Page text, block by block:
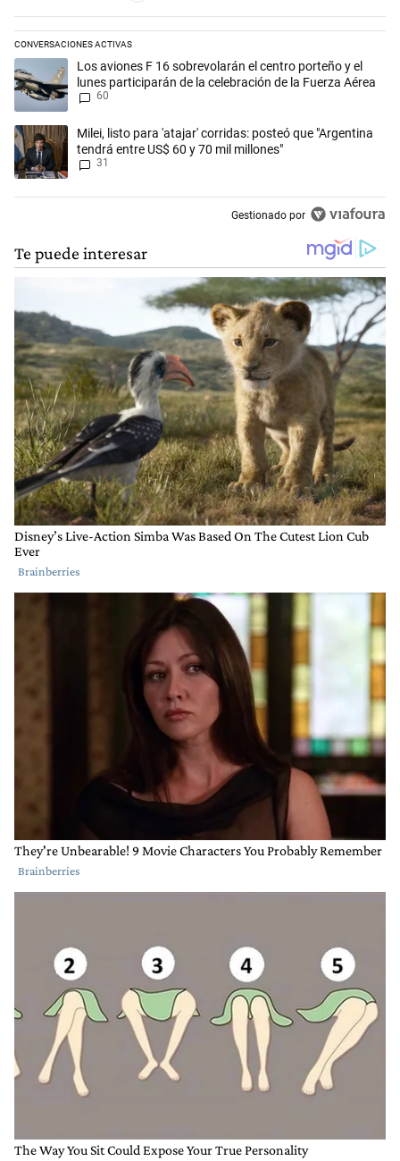
CONVERSACIONES ACTIVAS
Este listado muestra los artículos con más comentarios en los
Un artículo de tendencia con el título "Los aviones F 16 sobrevolarán
Los aviones F 16 sobrevolarán el centro porteño y el
lunes participarán de la celebración de la Fuerza Aérea
60
Un artículo de tendencia con el título "Milei, listo para 'atajar'
Milei, listo para 'atajar' corridas: posteó que "Argentina
tendrá entre US$ 60 y 70 mil millones"
31
Gestionado por